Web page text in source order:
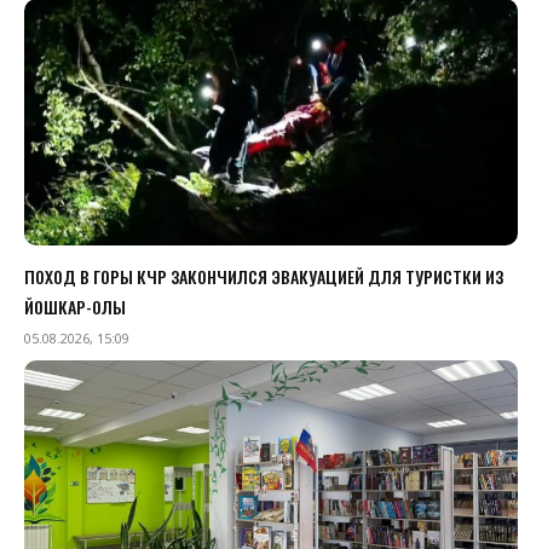
ПОХОД В ГОРЫ КЧР ЗАКОНЧИЛСЯ ЭВАКУАЦИЕЙ ДЛЯ ТУРИСТКИ ИЗ
ЙОШКАР-ОЛЫ
05.08.2026, 15:09